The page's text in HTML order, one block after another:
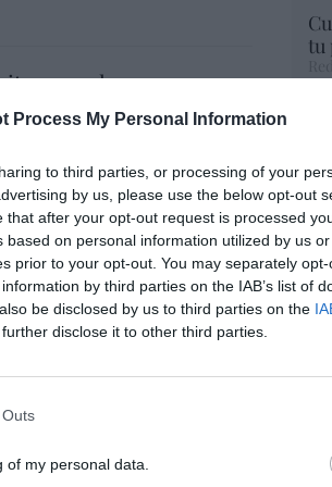
Process My Personal Information
to third parties, or processing of your
by us, please use the below opt-out
after your opt-out request is processed
on personal information utilized by us
prior to your opt-out. You may separately
by third parties on the IAB’s list of
be disclosed by us to third parties on the
disclose it to other third parties.
my personal data.
que las
y ya representa el 23%
un 15,5% en julio y
inmobiliaria
recomprará acciones
tu
por